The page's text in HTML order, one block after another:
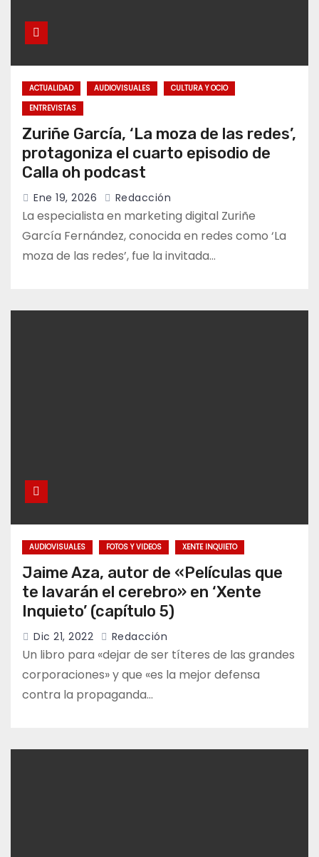
ACTUALIDAD AUDIOVISUALES
CULTURA Y OCIO
ENTREVISTAS
Zuriñe García, ‘La moza de las redes’,
protagoniza el cuarto episodio de
Calla oh podcast
Ene 19, 2026 Redacción
La especialista en marketing digital Zuriñe
García Fernández, conocida en redes como ‘La
moza de las redes’, fue la invitada…
AUDIOVISUALES FOTOS Y VIDEOS XENTE INQUIETO
Jaime Aza, autor de «Películas que
te lavarán el cerebro» en ‘Xente
Inquieto’ (capítulo 5)
Dic 21, 2022 Redacción
Un libro para «dejar de ser títeres de las grandes
corporaciones» y que «es la mejor defensa
contra la propaganda…